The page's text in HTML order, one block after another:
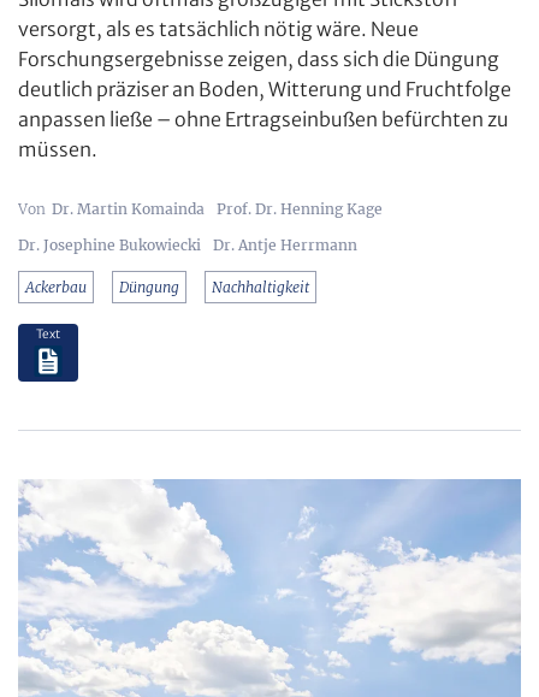
versorgt, als es tatsächlich nötig wäre. Neue
Forschungsergebnisse zeigen, dass sich die Düngung
deutlich präziser an Boden, Witterung und Fruchtfolge
anpassen ließe – ohne Ertragseinbußen befürchten zu
müssen.
Dr. Martin Komainda
Prof. Dr. Henning Kage
Dr. Josephine Bukowiecki
Dr. Antje Herrmann
Ackerbau Düngung Nachhaltigkeit
Text